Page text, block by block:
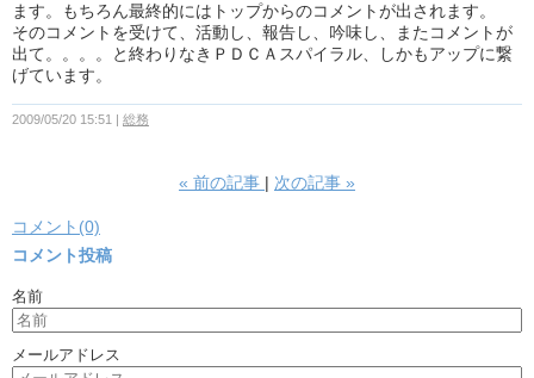
ます。もちろん最終的にはトップからのコメントが出されます。
そのコメントを受けて、活動し、報告し、吟味し、またコメントが
出て。。。。と終わりなきＰＤＣＡスパイラル、しかもアップに繋
げています。
2009/05/20 15:51 総務
« 前の記事 次の記事 »
コメント(0)
コメント投稿
名前
メールアドレス